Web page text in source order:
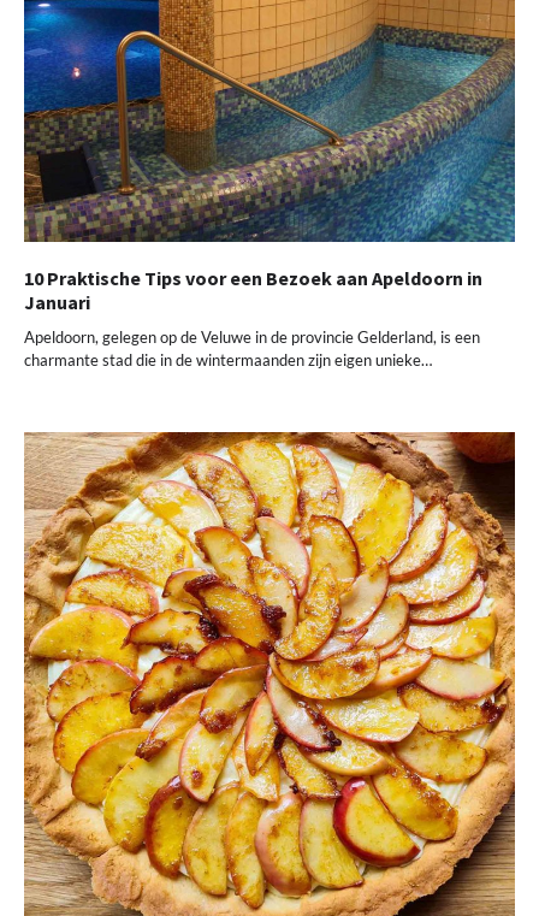
10 Praktische Tips voor een Bezoek aan Apeldoorn in
Januari
Apeldoorn, gelegen op de Veluwe in de provincie Gelderland, is een
charmante stad die in de wintermaanden zijn eigen unieke…